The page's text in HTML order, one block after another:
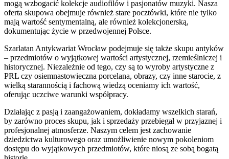
mogą wzbogacić kolekcje audiofilów i pasjonatów muzyki. Nasza
oferta skupowa obejmuje również stare pocztówki, które nie tylko
mają wartość sentymentalną, ale również kolekcjonerską,
dokumentując życie w przedwojennej Polsce.
Szarlatan Antykwariat Wrocław podejmuje się także skupu antyków
– przedmiotów o wyjątkowej wartości artystycznej, rzemieślniczej i
historycznej. Niezależnie od tego, czy są to wyroby artystyczne z
PRL czy osiemnastowieczna porcelana, obrazy, czy inne starocie, z
wielką starannością i fachową wiedzą oceniamy ich wartość,
oferując uczciwe warunki współpracy.
Działając z pasją i zaangażowaniem, dokładamy wszelkich starań,
by zarówno proces skupu, jak i sprzedaży przebiegał w przyjaznej i
profesjonalnej atmosferze. Naszym celem jest zachowanie
dziedzictwa kulturowego oraz umożliwienie nowym pokoleniom
dostępu do wyjątkowych przedmiotów, które niosą ze sobą bogatą